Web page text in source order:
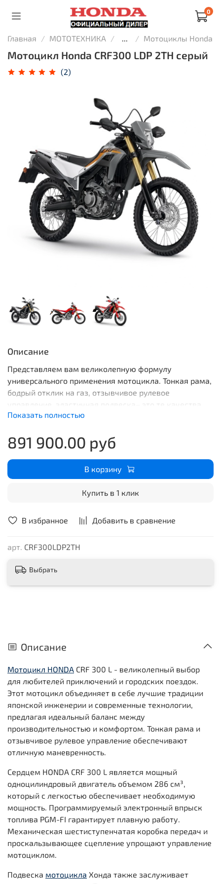
0
Главная МОТОТЕХНИКА ... Мотоциклы Honda
Мотоцикл Honda CRF300 LDP 2TH серый
(2)
В избранное Добавить в сравнение
арт. CRF300LDP2TH
Описание
Представляем вам великолепную формулу
универсального применения мотоцикла. Тонкая рама,
бодрый отклик на газ, отзывчивое рулевое
управление, эластичная подвеска– это те качества,
которые делают CRF300L великолепным вариантом
бездорожья.
Показать полностью
891 900.00 руб
В корзину
Купить в 1 клик
Выбрать
Описание
Мотоцикл HONDA CRF 300 L - великолепный выбор
для любителей приключений и городских поездок.
Этот мотоцикл объединяет в себе лучшие традиции
японской инженерии и современные технологии,
предлагая идеальный баланс между
производительностью и комфортом. Тонкая рама и
отзывчивое рулевое управление обеспечивают
отличную маневренность.
Сердцем HONDA CRF 300 L является мощный
одноцилиндровый двигатель объемом 286 см³,
который с легкостью обеспечивает необходимую
мощность. Программируемый электронный впрыск
топлива PGM-FI гарантирует плавную работу.
Механическая шестиступенчатая коробка передач и
проскальзывающее сцепление упрощают управление
мотоциклом.
Подвеска мотоцикла Хонда также заслуживает